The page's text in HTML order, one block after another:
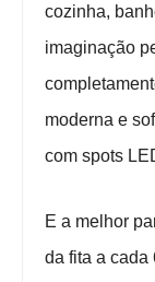
cozinha,
imaginação
moderna e
com spots
E a melhor
da fita a cada